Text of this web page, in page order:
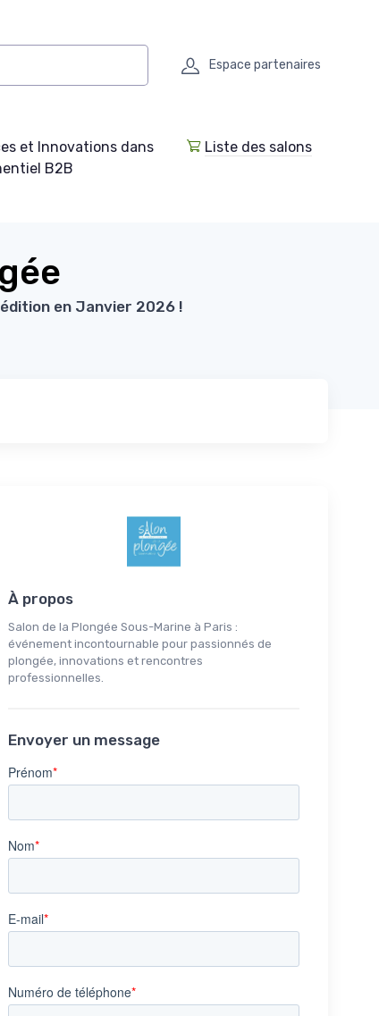
Espace partenaires
et Innovations dans
B2B
Liste des salons
en Janvier 2026 !
À propos
Salon de la Plongée Sous-Marine à Paris :
événement incontournable pour passionnés de
plongée, innovations et rencontres
professionnelles.
Envoyer un message